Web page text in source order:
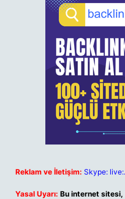
Reklam ve İletişim: Skype:
Yasal Uyarı: Bu internet sitesi,